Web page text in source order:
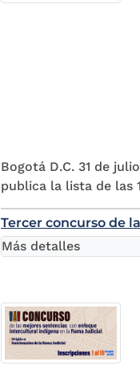
Bogotá D.C. 31 de
publica la lista de las
Tercer concurso de
Más detalles